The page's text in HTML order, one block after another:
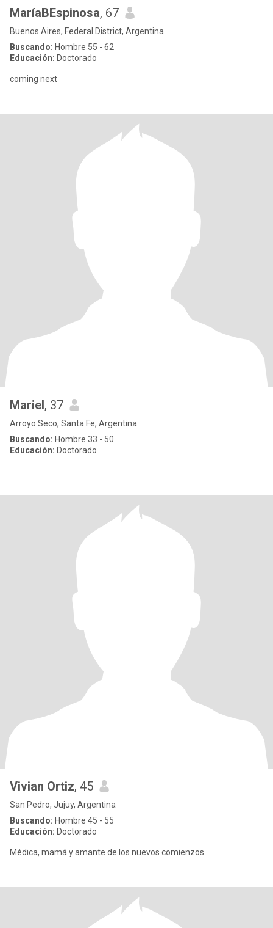
MaríaBEspinosa, 67
Buenos Aires, Federal District, Argentina
Buscando: Hombre 55 - 62
Educación: Doctorado
coming next
Mariel, 37
Arroyo Seco, Santa Fe, Argentina
Buscando: Hombre 33 - 50
Educación: Doctorado
Vivian Ortiz, 45
San Pedro, Jujuy, Argentina
Buscando: Hombre 45 - 55
Educación: Doctorado
Médica, mamá y amante de los nuevos comienzos.